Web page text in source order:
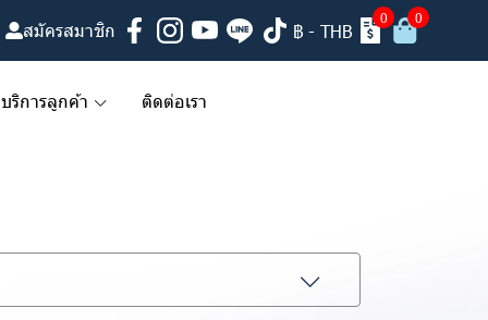
สมัครสมาชิก ฿ - THB
0 0
บริการลูกค้า ติดต่อเรา